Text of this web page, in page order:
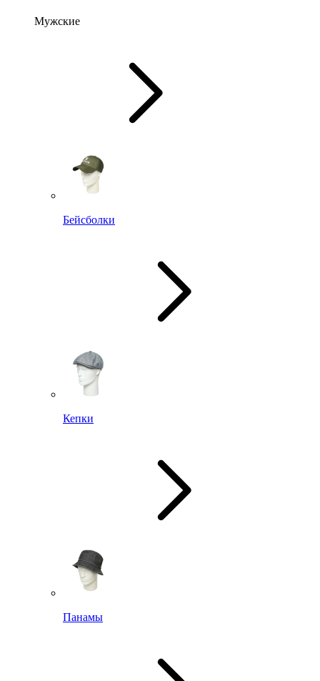
Мужские
Бейсболки
Кепки
Панамы